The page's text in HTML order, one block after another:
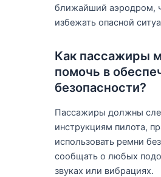
ближайший аэродром,
избежать опасной
Как пассажиры
помочь в
безопасности?
Пассажиры должны
инструкциям пилота,
использовать ремни
сообщать о любых
звуках или вибрациях.